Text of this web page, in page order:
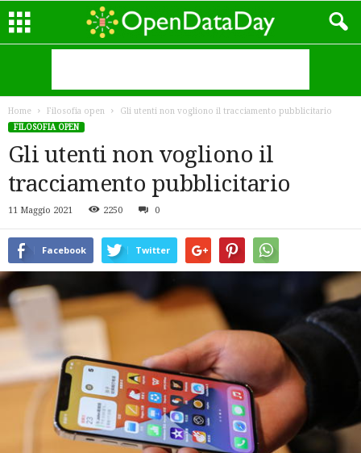
Home Filosofia open
Gli utenti non vogliono il tracciamento pubblicitario
FILOSOFIA OPEN
Gli utenti non vogliono il
tracciamento pubblicitario
11 Maggio 2021 2250 0
Facebook Twitter